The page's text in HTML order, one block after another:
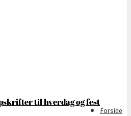
Forside